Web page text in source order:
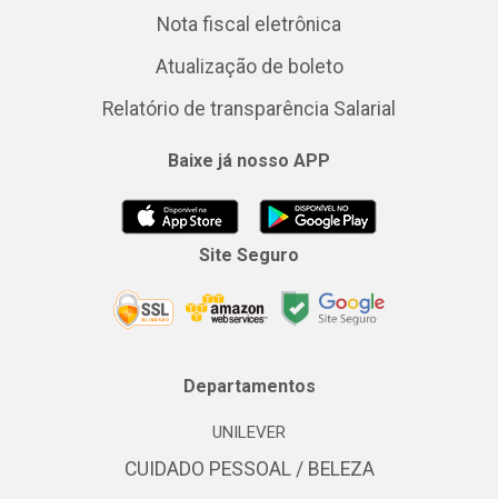
Nota fiscal eletrônica
Atualização de boleto
Relatório de transparência Salarial
Baixe já nosso APP
Site Seguro
Departamentos
UNILEVER
CUIDADO PESSOAL / BELEZA